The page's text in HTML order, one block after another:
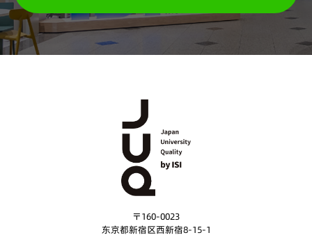
〒160-0023
东京都新宿区西新宿8-15-1